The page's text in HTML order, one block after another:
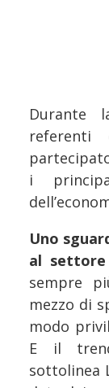
Durante
referenti
i
Uno
al
sempre
mezzo di
modo
E il
sottolinea